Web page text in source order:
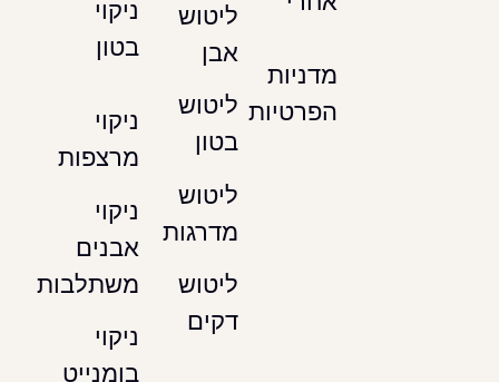
הפרטיות
ליטוש
ליטוש
מדרגות
ניקוי
בטון
ניקוי
מרצפות
ניקוי
אבנים
משתלבות
ניקוי